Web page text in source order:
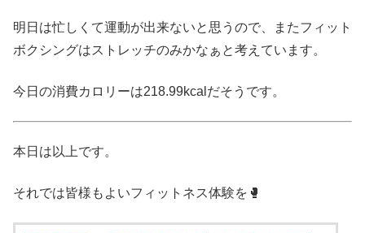
明日は忙しくて運動が出来ないと思うので、またフィット
ボクシングはストレッチのみかなぁと考えています。
今日の消費カロリーは218.99kcalだそうです。
本日は以上です。
それでは皆様もよいフィットネス体験を🥊